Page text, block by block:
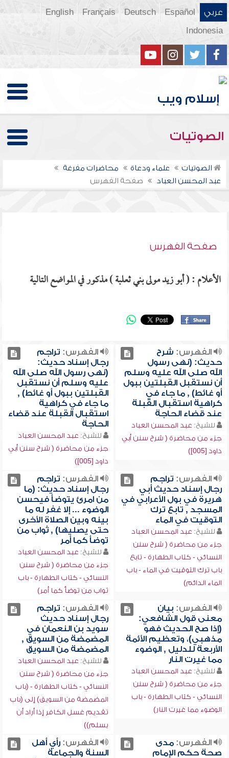
عربي Español
Deutsch
Français
English
Indonesia
الصوتيات
الصوتيات علماء ودعاة
محاضرات مفرغة
عبد المحسن العباد
صفحة الفهرس
صفحة الفهرس
الأعلام : ( أبو زيد مولى بني ثعلبة ) مذكور في المواضع التالية
الفهرس: شرح
حديث: (نهى رسول
الله صلى الله عليه وسلم
أن نستقبل القبلتين ببول
أو غائط) , ما جاء في
كراهية استقبال القبلة
عند قضاء الحاجة
للشيخ: عبد المحسن العباد
جزء من محاضرة ( شرح سنن أبي
داود [005])
الفهرس: تراجم
رجال إسناد حديث:
(نهى رسول الله صلى الله
عليه وسلم أن نستقبل
القبلتين ببول أو غائط) ,
ما جاء في كراهية
استقبال القبلة عند قضاء
الحاجة
للشيخ: عبد المحسن العباد
جزء من محاضرة ( شرح سنن أبي
داود [005])
الفهرس: تراجم
رجال إسناد حديث أبي
هريرة في بول الأعرابي في
المسجد , تابع ترك
التوقيت في الماء
للشيخ: عبد المحسن العباد
جزء من محاضرة ( شرح سنن
النسائي - كتاب الطهارة - تابع
باب ترك التوقيت في الماء - باب
الماء الدائم)
الفهرس: تراجم
رجال إسناد حديث: (ما
من امرئ يتوضأ فيحسن
الوضوء ... إلا غفر له ما
بينه وبين الصلاة الأخرى
حتى يصليها) , ثواب من
توضأ كما أمر
للشيخ: عبد المحسن العباد
جزء من محاضرة ( شرح سنن
النسائي - كتاب الطهارة - باب
ثواب من توضأ كما أمر)
الفهرس: بيان
معنى قول الشافعي:
(إذا صح الحديث فهو
مذهبي)، وتعظيم الأئمة
الأربعة للدليل , الوضوء
مما غيرت النار
للشيخ: عبد المحسن العباد
جزء من محاضرة ( شرح سنن
النسائي - كتاب الطهارة - باب
الوضوء مما غيرت النار)
الفهرس: تراجم
رجال إسناد حديث
سويد بن النعمان في
المضمضة من السويق ,
المضمضة من السويق
للشيخ: عبد المحسن العباد
جزء من محاضرة ( شرح سنن
النسائي - كتاب الطهارة - (باب
المضمضة من السويق) إلى (باب
تقديم غسل الكافر إذا أراد أن
يسلم))
الفهرس:مدى
صحة حكم الإمام
الفهرس:رأي أهل
السنة والجماعة